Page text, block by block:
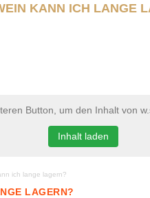
KANN ICH LANGE
Button, um den Inhalt von
Inhalt laden
ich lange lagern?
LAGERN?